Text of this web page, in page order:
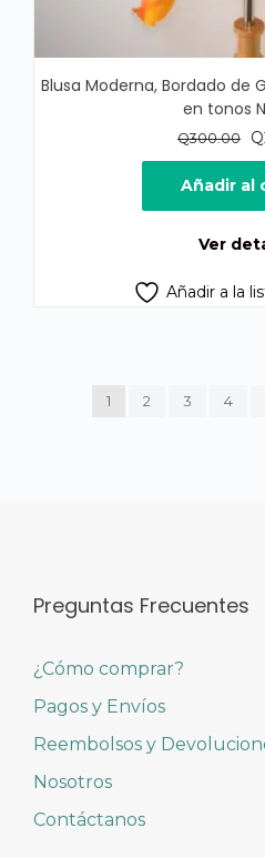
Blusa Moderna, Bordado de
en tonos
Q300.00
El
Q
Añadir al
Ver
Añadir a la
1 2 3 4
Preguntas Frecuentes
¿Cómo comprar?
Pagos y Envíos
Reembolsos y
Nosotros
Contáctanos